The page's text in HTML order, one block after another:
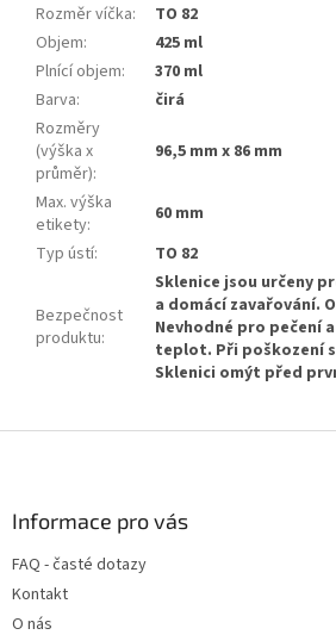
Rozměr víčka:
TO 82
Objem:
425 ml
Plnící objem:
370 ml
Barva:
čirá
Rozměry
(výška x
průměr):
96,5 mm x 86 mm
Max. výška
etikety:
60 mm
Typ ústí: TO 82
Bezpečnost
produktu:
Sklenice jsou určeny
a domácí zavařování.
Nevhodné pro pečení
teplot. Při poškození
Sklenici omýt před
Informace pro vás
FAQ - časté dotazy
Kontakt
O nás